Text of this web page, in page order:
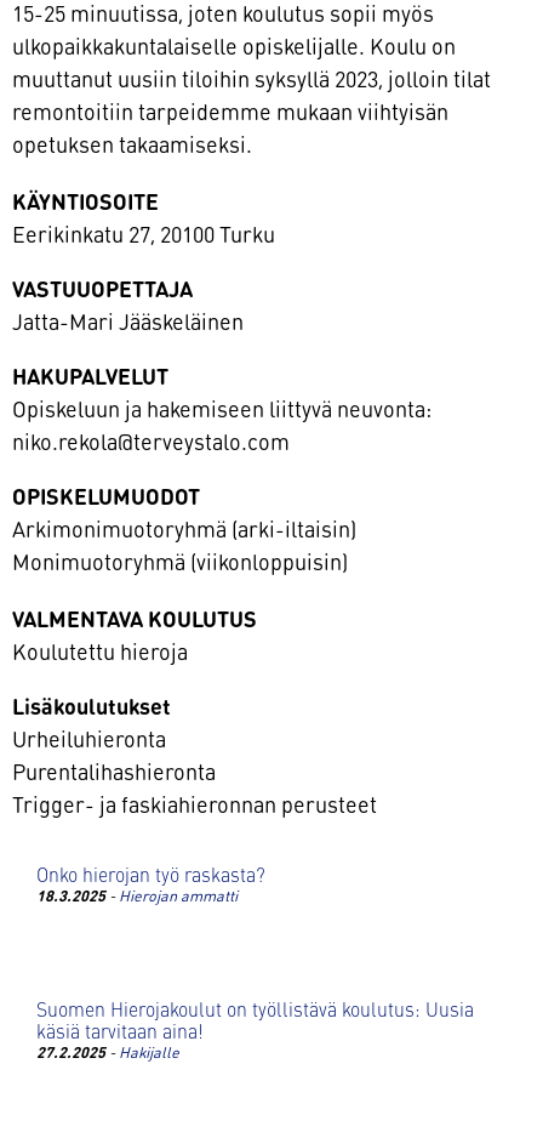
15-25 minuutissa, joten koulutus sopii myös
ulkopaikkakuntalaiselle opiskelijalle. Koulu on
muuttanut uusiin tiloihin syksyllä 2023, jolloin tilat
remontoitiin tarpeidemme mukaan viihtyisän
opetuksen takaamiseksi.
KÄYNTIOSOITE
Eerikinkatu 27, 20100 Turku
VASTUUOPETTAJA
Jatta-Mari Jääskeläinen
HAKUPALVELUT
Opiskeluun ja hakemiseen liittyvä neuvonta:
niko.rekola@terveystalo.com
OPISKELUMUODOT
Arkimonimuotoryhmä (arki-iltaisin)
Monimuotoryhmä (viikonloppuisin)
VALMENTAVA KOULUTUS
Koulutettu hieroja
Lisäkoulutukset
Urheiluhieronta
Purentalihashieronta
Trigger- ja faskiahieronnan perusteet
Onko hierojan työ raskasta?
18.3.2025- Hierojan ammatti
Suomen Hierojakoulut on työllistävä koulutus: Uusia
käsiä tarvitaan aina!
27.2.2025- Hakijalle